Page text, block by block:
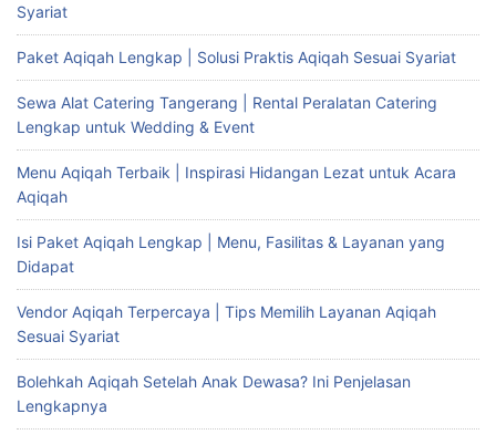
Syariat
Paket Aqiqah Lengkap | Solusi Praktis Aqiqah Sesuai Syariat
Sewa Alat Catering Tangerang | Rental Peralatan Catering
Lengkap untuk Wedding & Event
Menu Aqiqah Terbaik | Inspirasi Hidangan Lezat untuk Acara
Aqiqah
Isi Paket Aqiqah Lengkap | Menu, Fasilitas & Layanan yang
Didapat
Vendor Aqiqah Terpercaya | Tips Memilih Layanan Aqiqah
Sesuai Syariat
Bolehkah Aqiqah Setelah Anak Dewasa? Ini Penjelasan
Lengkapnya